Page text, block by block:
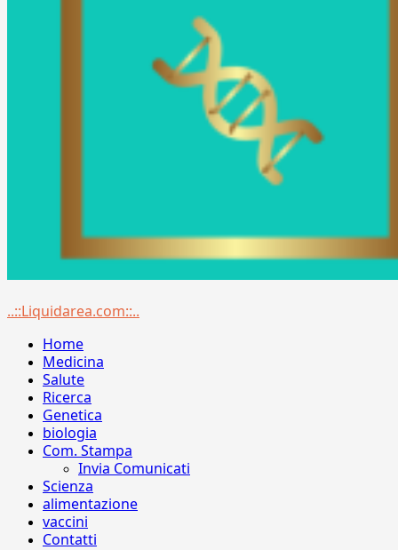
Menu
..::Liquidarea.com::..
Home
Medicina
Salute
Ricerca
Genetica
biologia
Com. Stampa
Invia Comunicati
Scienza
alimentazione
vaccini
Contatti